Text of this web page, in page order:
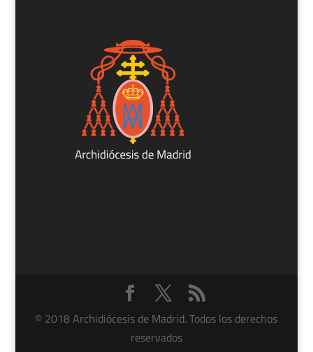
© 2018 Archidiócesis de Madrid. Todos los derechos
reservados